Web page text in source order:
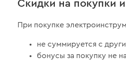
Скидки на покупки
При покупке
не суммируется с
бонусы за покупку не